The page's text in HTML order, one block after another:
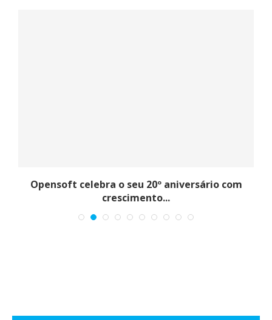
Opensoft celebra o seu 20º aniversário com
crescimento...